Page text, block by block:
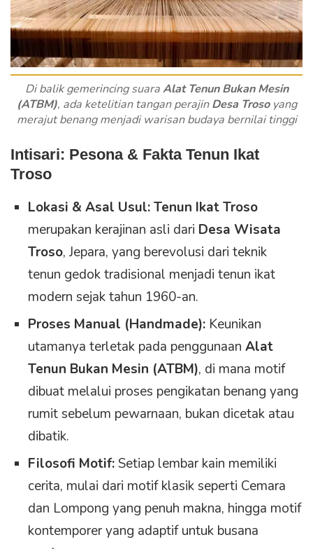
Di balik gemerincing suaraAlat Tenun Bukan Mesin
(ATBM), ada ketelitian tangan perajinDesa Trosoyang
merajut benang menjadi warisan budaya bernilai tinggi
Intisari: Pesona & Fakta Tenun Ikat
Troso
Lokasi & Asal Usul:Tenun Ikat Troso
merupakan kerajinan asli dari Desa Wisata
Troso, Jepara, yang berevolusi dari teknik
tenun gedok tradisional menjadi tenun ikat
modern sejak tahun 1960-an.
Proses Manual (Handmade): Keunikan
utamanya terletak pada penggunaan Alat
Tenun Bukan Mesin (ATBM), di mana motif
dibuat melalui proses pengikatan benang yang
rumit sebelum pewarnaan, bukan dicetak atau
dibatik.
Filosofi Motif:Setiap lembar kain memiliki
cerita, mulai dari motif klasik seperti Cemara
dan Lompong yang penuh makna, hingga motif
kontemporer yang adaptif untuk busana